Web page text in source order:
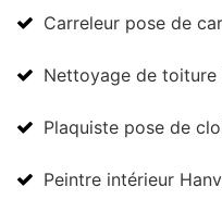
Carreleur pose de
Nettoyage de toiture
Plaquiste pose de
Peintre intérieur